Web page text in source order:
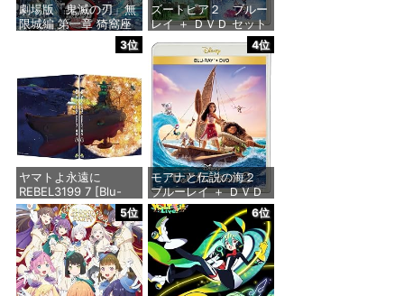
劇場版「鬼滅の刃」無
限城編 第一章 猗窩座
再来 通常版 [Blu-ray]
ズートピア２ ブルー
レイ ＋ ＤＶＤ セット
価格：¥4,336
3位
ヤマトよ永遠に
REBEL3199 7 [Blu-
ray]
価格：¥8,760
4位
モアナと伝説の海２
ブルーレイ ＋ ＤＶＤ
セット [Blu-ray]
価格：¥3,564
5位 6位